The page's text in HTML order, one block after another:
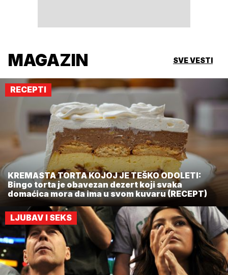
MAGAZIN SVE VESTI
RECEPTI
KREMASTA TORTA KOJOJ JE TEŠKO ODOLETI:
Bingo torta je obavezan dezert koji svaka
domaćica mora da ima u svom kuvaru (RECEPT)
LJUBAV I SEKS